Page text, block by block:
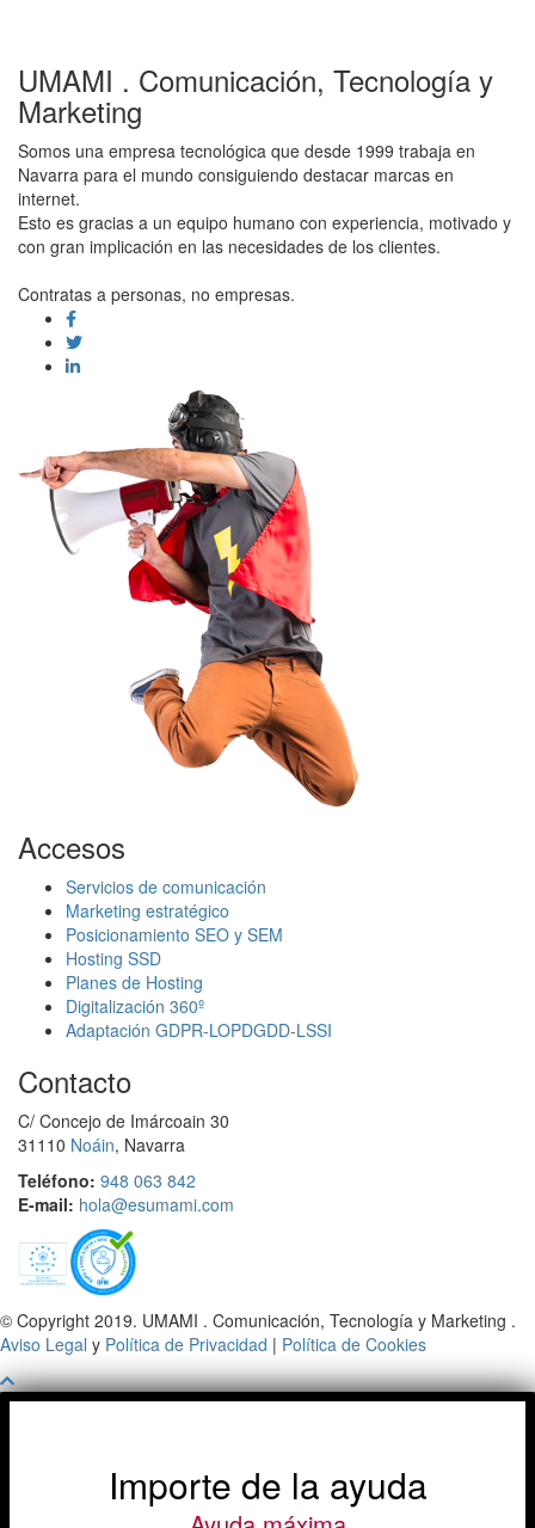
UMAMI . Comunicación, Tecnología y
Marketing
Somos una empresa tecnológica que desde 1999 trabaja en
Navarra para el mundo consiguiendo destacar marcas en
internet.
Esto es gracias a un equipo humano con experiencia, motivado y
con gran implicación en las necesidades de los clientes.
Contratas a personas, no empresas.
Accesos
Servicios de comunicación
Marketing estratégico
Posicionamiento SEO y SEM
Hosting SSD
Planes de Hosting
Digitalización 360º
Adaptación GDPR-LOPDGDD-LSSI
Contacto
C/ Concejo de Imárcoain 30
31110 Noáin, Navarra
Teléfono: 948 063 842
E-mail: hola@esumami.com
© Copyright 2019. UMAMI . Comunicación, Tecnología y Marketing .
Aviso Legal y Política de Privacidad | Política de Cookies
Importe de la ayuda